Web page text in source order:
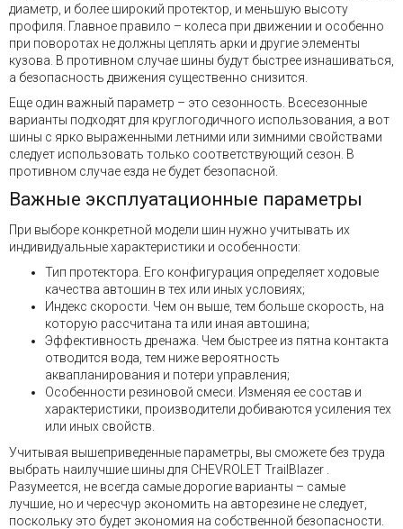
диаметр, и более широкий протектор, и меньшую высоту
профиля. Главное правило – колеса при движении и особенно
при поворотах не должны цеплять арки и другие элементы
кузова. В противном случае шины будут быстрее изнашиваться,
а безопасность движения существенно снизится.
Еще один важный параметр – это сезонность. Всесезонные
варианты подходят для круглогодичного использования, а вот
шины с ярко выраженными летними или зимними свойствами
следует использовать только соответствующий сезон. В
противном случае езда не будет безопасной.
Важные эксплуатационные параметры
При выборе конкретной модели шин нужно учитывать их
индивидуальные характеристики и особенности:
Тип протектора. Его конфигурация определяет ходовые
качества автошин в тех или иных условиях;
Индекс скорости. Чем он выше, тем больше скорость, на
которую рассчитана та или иная автошина;
Эффективность дренажа. Чем быстрее из пятна контакта
отводится вода, тем ниже вероятность
аквапланирования и потери управления;
Особенности резиновой смеси. Изменяя ее состав и
характеристики, производители добиваются усиления тех
или иных свойств.
Учитывая вышеприведенные параметры, вы сможете без труда
выбрать наилучшие шины для CHEVROLET TrailBlazer .
Разумеется, не всегда самые дорогие варианты – самые
лучшие, но и чересчур экономить на авторезине не следует,
поскольку это будет экономия на собственной безопасности.